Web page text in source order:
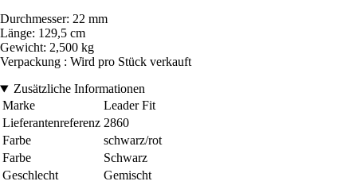
Durchmesser: 22 mm
Länge: 129,5 cm
Gewicht: 2,500 kg
Verpackung : Wird pro Stück verkauft
Zusätzliche Informationen
Marke
Leader Fit
Lieferantenreferenz 2860
Farbe
schwarz/rot
Farbe
Schwarz
Geschlecht
Gemischt